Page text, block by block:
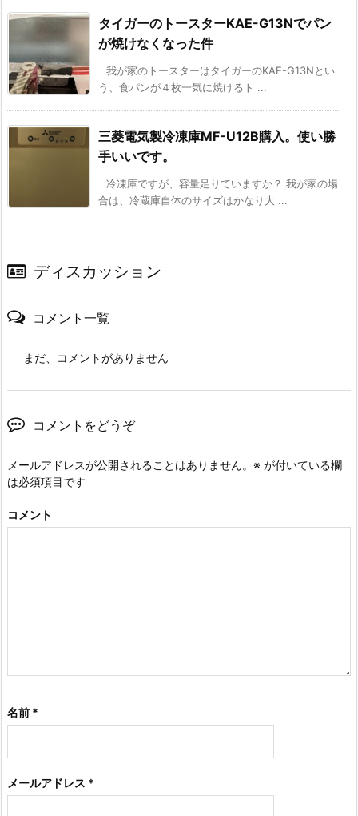
タイガーのトースターKAE-G13Nでパン
が焼けなくなった件
我が家のトースターはタイガーのKAE-G13Nとい
う、食パンが４枚一気に焼けるト ...
三菱電気製冷凍庫MF-U12B購入。使い勝
手いいです。
冷凍庫ですが、容量足りていますか？ 我が家の場
合は、冷蔵庫自体のサイズはかなり大 ...
ディスカッション
コメント一覧
まだ、コメントがありません
コメントをどうぞ
メールアドレスが公開されることはありません。 ※ が付いている欄
は必須項目です
コメント
名前 *
メールアドレス *